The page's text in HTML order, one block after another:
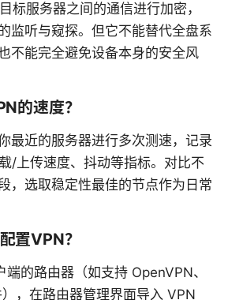
标服务器之间的通信进行加密，
监听与窥探。但它不能替代全盘系
不能完全避免设备本身的安全风
的速度？
最近的服务器进行多次测速，记录
/上传速度、抖动等指标。对比不
，选取稳定性最佳的节点作为日常
置VPN？
的路由器（如支持 OpenVPN、
，在路由器管理界面导入 VPN